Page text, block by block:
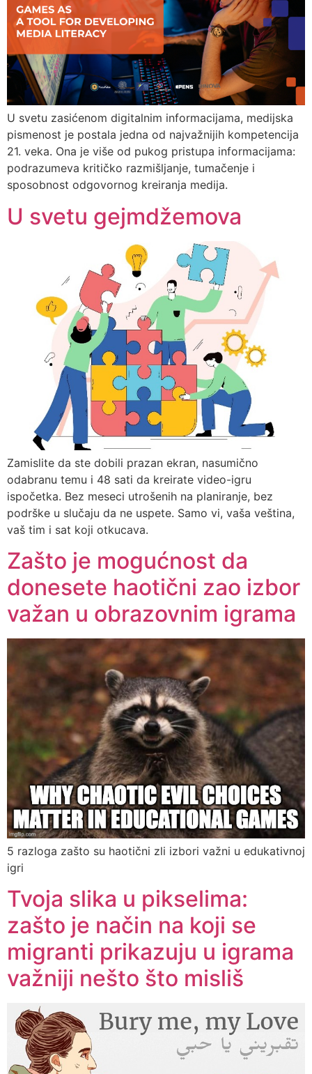
U svetu zasićenom digitalnim informacijama, medijska
pismenost je postala jedna od najvažnijih kompetencija
21. veka. Ona je više od pukog pristupa informacijama:
podrazumeva kritičko razmišljanje, tumačenje i
sposobnost odgovornog kreiranja medija.
U svetu gejmdžemova
Zamislite da ste dobili prazan ekran, nasumično
odabranu temu i 48 sati da kreirate video-igru
ispočetka. Bez meseci utrošenih na planiranje, bez
podrške u slučaju da ne uspete. Samo vi, vaša veština,
vaš tim i sat koji otkucava.
Zašto je mogućnost da
donesete haotični zao izbor
važan u obrazovnim igrama
5 razloga zašto su haotični zli izbori važni u edukativnoj
igri
Tvoja slika u pikselima:
zašto je način na koji se
migranti prikazuju u igrama
važniji nešto što misliš